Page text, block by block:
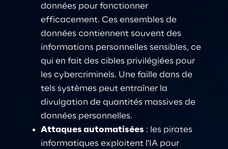
données pour fonctionner
efficacement. Ces ensembles de
données contiennent souvent des
informations personnelles sensibles, ce
qui en fait des cibles privilégiées pour
les cybercriminels. Une faille dans de
tels systèmes peut entraîner la
divulgation de quantités massives de
données personnelles.
Attaques automatisées : les pirates
informatiques exploitent l'IA pour